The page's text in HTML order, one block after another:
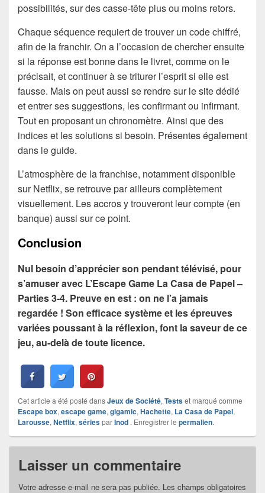
possibilités, sur des casse-tête plus ou moins retors.
Chaque séquence requiert de trouver un code chiffré,
afin de la franchir. On a l’occasion de chercher ensuite
si la réponse est bonne dans le livret, comme on le
précisait, et continuer à se triturer l’esprit si elle est
fausse. Mais on peut aussi se rendre sur le site dédié
et entrer ses suggestions, les confirmant ou infirmant.
Tout en proposant un chronomètre. Ainsi que des
indices et les solutions si besoin. Présentes également
dans le guide.
L’atmosphère de la franchise, notamment disponible
sur Netflix, se retrouve par ailleurs complètement
visuellement. Les accros y trouveront leur compte (en
banque) aussi sur ce point.
Conclusion
Nul besoin d’apprécier son pendant télévisé, pour
s’amuser avec L’Escape Game La Casa de Papel –
Parties 3-4. Preuve en est : on ne l’a jamais
regardée ! Son efficace système et les épreuves
variées poussant à la réflexion, font la saveur de ce
jeu, au-delà de toute licence.
Cet article a été posté dansJeux de Société, Testset marqué comme
Escape box, escape game, gigamic, Hachette, La Casa de Papel,
Larousse, Netflix, sériesparInod . Enregistrer le permalien.
Laisser un commentaire
Votre adresse e-mail ne sera pas publiée. Les champs obligatoires